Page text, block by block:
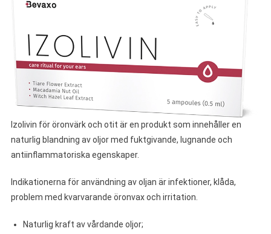
Izolivin för öronvärk och otit är en produkt som innehåller en
naturlig blandning av oljor med fuktgivande, lugnande och
antiinflammatoriska egenskaper.
Indikationerna för användning av oljan är infektioner, klåda,
problem med kvarvarande öronvax och irritation.
Naturlig kraft av vårdande oljor;